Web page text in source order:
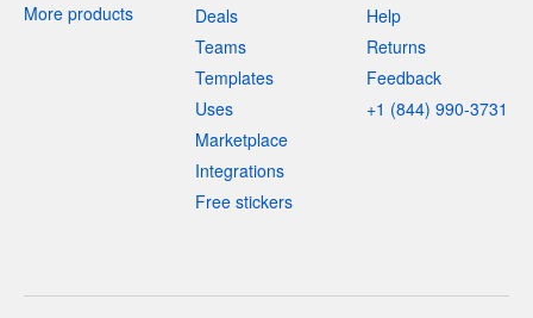
More products
Deals
Teams
Templates
Uses
Marketplace
Integrations
Free stickers
Help
Returns
Feedback
+1 (844) 990-3731